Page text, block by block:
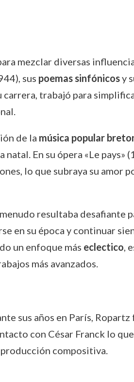
mezclar diversas
sus poemas sinfónicosy
carrera, trabajó para
de la música popular
En su ópera «Le pays»
lo que subraya su amor
resultaba desafiante
en su época y continuar
un enfoque más eclectico,
más avanzados.
sus años en París,
con César Franck lo
compositiva.